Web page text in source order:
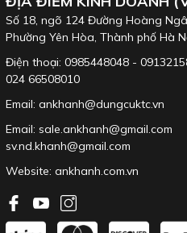
Số 18, ngõ 124 Đường Hoàng
Phường Yên Hòa, Thành phố Hà
Điện thoại: 0985448048 -
024 66508010
Email: ankhanh@dungcuktc.vn
Email: sale.ankhanh@gmail.com
sv.nd.khanh@gmail.com
Website: ankhanh.com.vn